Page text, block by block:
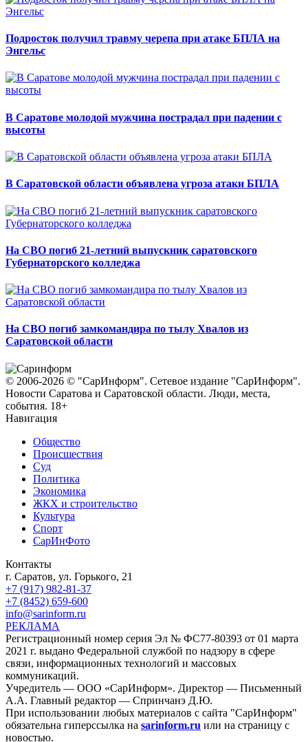
Подросток получил травму черепа при атаке БПЛА на
Энгельс
В Саратове молодой мужчина пострадал при падении с
высоты
В Саратовской области объявлена угроза атаки БПЛА
На СВО погиб 21-летний выпускник саратовского
Губернаторского колледжа
На СВО погиб замкомандира по тылу Хвалов из
Саратовской области
© 2006-2026 © "СарИнформ". Сетевое издание "СарИнформ".
Новости Саратова и Саратовской области. Люди, места,
события. 18+
Навигация
Общество
Происшествия
Суд
Политика
Экономика
ЖКХ и строительство
Культура
Спорт
СарИнФото
Контакты
г. Саратов, ул. Горького, 21
+7 (917) 982-81-37
+7 (8452) 659-600
info@sarinform.ru
РЕКЛАМА
Регистрационный номер серия Эл № ФС77-80393 от 01 марта
2021 г. выдано Федеральной службой по надзору в сфере
связи, информационных технологий и массовых
коммуникаций.
Учредитель — ООО «СарИнформ». Директор — Письменный
А.А. Главный редактор — Спринчанэ Д.Ю.
При использовании любых материалов с сайта "СарИнформ"
обязательна гиперссылка на sarinform.ru или на страницу с
новостью.